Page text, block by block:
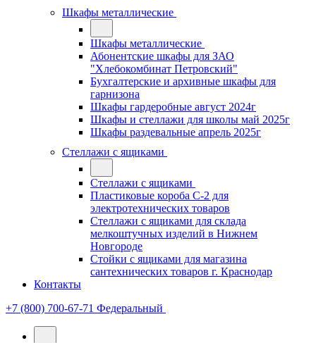
Шкафы металлические
Шкафы металлические
Абонентские шкафы для ЗАО
"Хлебокомбинат Петровский"
Бухгалтерские и архивные шкафы для
гарнизона
Шкафы гардеробные август 2024г
Шкафы и стеллажи для школы май 2025г
Шкафы раздевальные апрель 2025г
Стеллажи с ящиками
Стеллажи с ящиками
Пластиковые короба С-2 для
электротехнических товаров
Стеллажи с ящиками для склада
мелкоштучных изделий в Нижнем
Новгороде
Стойки с ящиками для магазина
сантехнических товаров г. Краснодар
Контакты
+7 (800) 700-67-71 Федеральный